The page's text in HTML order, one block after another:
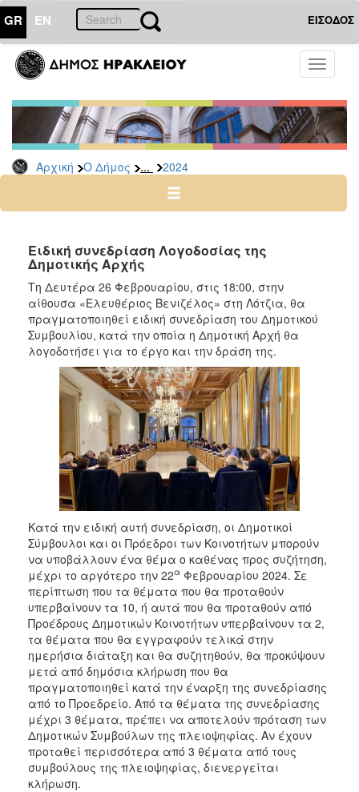
GR EN ΕΙΣΟΔΟΣ
Toggle
Αρχική Ο Δήμος ... 2024
ΔΗΜΟΣ
Δελτία
Τύπου
Αρχείο
2026
2024
2022
2021
2020
2019
2018
2017
2016
2013
2012
2011
2010
2006
ΤΟΠΟΣ
ΠΟΛΙΤΙΣΜΟΣ
ΑΝΘΕΚΤΙΚΗ
ΠΟΛΗ
Ειδική συνεδρίαση Λογοδοσίας της
Δημοτικής Αρχής
Τη Δευτέρα 26 Φεβρουαρίου, στις 18:00, στην
αίθουσα «Ελευθέριος Βενιζέλος» στη Λότζια, θα
πραγματοποιηθεί ειδική συνεδρίαση του Δημοτικού
Συμβουλίου, κατά την οποία η Δημοτική Αρχή θα
λογοδοτήσει για το έργο και την δράση της.
Κατά την ειδική αυτή συνεδρίαση, οι Δημοτικοί
Σύμβουλοι και οι Πρόεδροι των Κοινοτήτων μπορούν
να υποβάλλουν ένα θέμα ο καθένας προς συζήτηση,
μέχρι το αργότερο την 22α Φεβρουαρίου 2024. Σε
περίπτωση που τα θέματα που θα προταθούν
υπερβαίνουν τα 10, ή αυτά που θα προταθούν από
Προέδρους Δημοτικών Κοινοτήτων υπερβαίνουν τα 2,
τα θέματα που θα εγγραφούν τελικά στην
ημερήσια διάταξη και θα συζητηθούν, θα προκύψουν
μετά από δημόσια κλήρωση που θα
πραγματοποιηθεί κατά την έναρξη της συνεδρίασης
από το Προεδρείο. Από τα θέματα της συνεδρίασης
μέχρι 3 θέματα, πρέπει να αποτελούν πρόταση των
Δημοτικών Συμβούλων της πλειοψηφίας. Αν έχουν
προταθεί περισσότερα από 3 θέματα από τους
συμβούλους της πλειοψηφίας, διενεργείται
κλήρωση.